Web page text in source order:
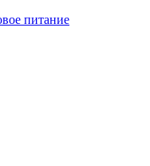
питание